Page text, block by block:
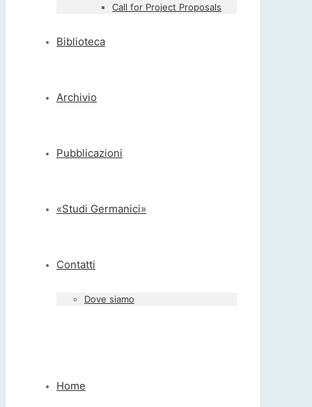
Call for Project Proposals
Biblioteca
Archivio
Pubblicazioni
«Studi Germanici»
Contatti
Dove siamo
Home